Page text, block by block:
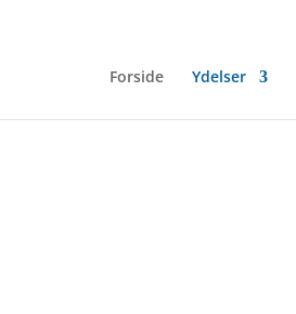
Forside Ydelser